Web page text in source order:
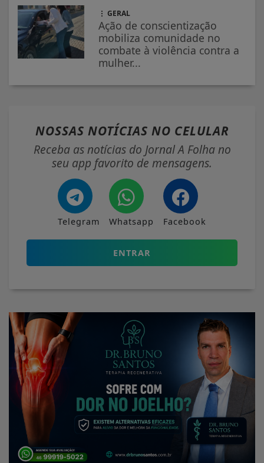
GERAL
Ação de conscientização
mobiliza comunidade no
combate à violência contra a
mulher...
NOSSAS NOTÍCIAS NO CELULAR
Receba as notícias do Jornal A Folha no
seu app favorito de mensagens.
Telegram Whatsapp Facebook
ENTRAR